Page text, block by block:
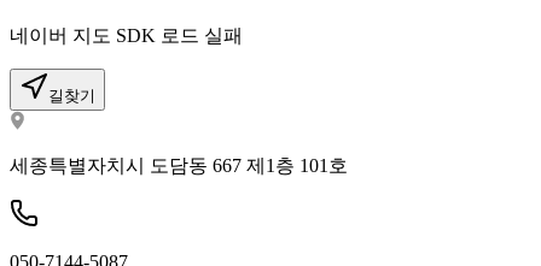
네이버 지도 SDK 로드 실패
길찾기
세종특별자치시 도담동 667 제1층 101호
050-7144-5087